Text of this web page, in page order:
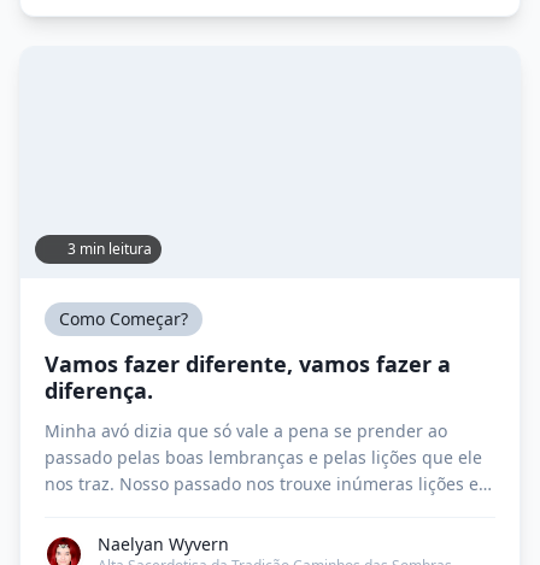
3 min leitura
Como Começar?
Vamos fazer diferente, vamos fazer a
diferença.
Minha avó dizia que só vale a pena se prender ao
passado pelas boas lembranças e pelas lições que ele
nos traz. Nosso passado nos trouxe inúmeras lições e o
diante, é conosco. Minha época favorita aqui em
Naelyan Wyvern